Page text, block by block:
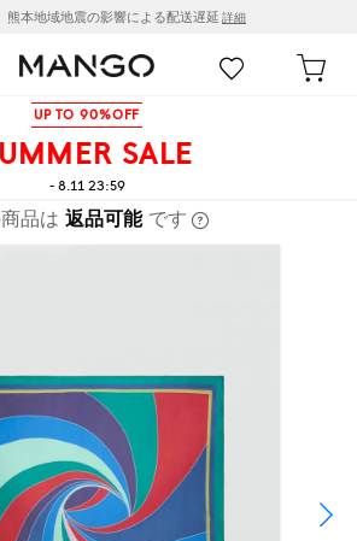
熊本地域地震の影響による配送遅延 詳細
UP TO 90%OFF
SALE
- 8.11 23:59
品は 返品可能 です